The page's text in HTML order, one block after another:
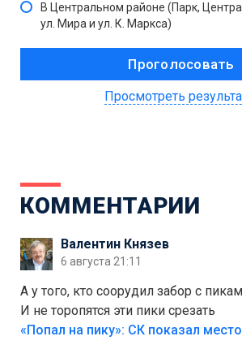
В Центральном районе (Парк,
ул. Мира и ул. К. Маркса)
Просмотреть
КОММЕНТАРИИ
Валентин Князев
6 августа 21:11
А у того, кто соорудил забор с
И не торопятся эти пики срезать